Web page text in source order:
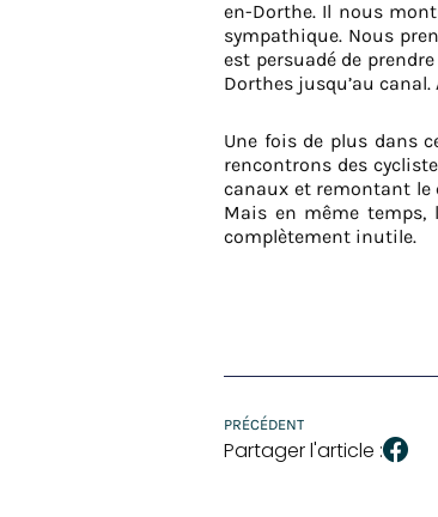
en-Dorthe. Il nous
sympathique. Nous
est persuadé de
Dorthes jusqu’au
Une fois de plus dans
rencontrons des
canaux et remontant le
Mais en même temps,
complètement inutile.
PRÉCÉDENT
Partager l'article :